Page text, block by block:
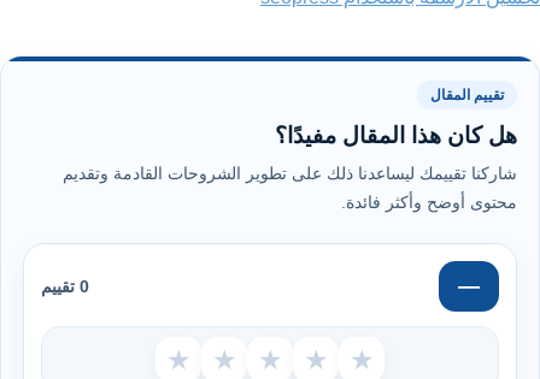
تقييم المقال
هل كان هذا المقال مفيدًا؟
شاركنا تقييمك ليساعدنا ذلك على تطوير الشروحات القادمة وتقديم
محتوى أوضح وأكثر فائدة.
— 0 تقييم
★ ★ ★ ★ ★